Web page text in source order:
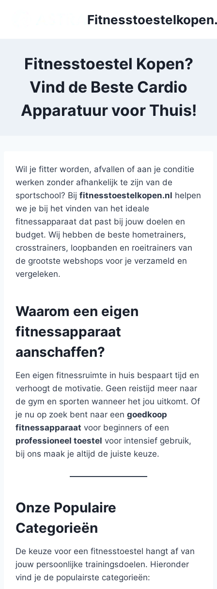
Fitnesstoestel Kopen?
Vind de Beste Cardio
Apparatuur voor Thuis!
Wil je fitter worden, afvallen of aan je conditie
werken zonder afhankelijk te zijn van de
sportschool? Bij fitnesstoestelkopen.nl helpen
we je bij het vinden van het ideale
fitnessapparaat dat past bij jouw doelen en
budget. Wij hebben de beste hometrainers,
crosstrainers, loopbanden en roeitrainers van
de grootste webshops voor je verzameld en
vergeleken.
Waarom een eigen
fitnessapparaat
aanschaffen?
Een eigen fitnessruimte in huis bespaart tijd en
verhoogt de motivatie. Geen reistijd meer naar
de gym en sporten wanneer het jou uitkomt. Of
je nu op zoek bent naar een goedkoop
fitnessapparaat voor beginners of een
professioneel toestel voor intensief gebruik,
bij ons maak je altijd de juiste keuze.
Onze Populaire
Categorieën
De keuze voor een fitnesstoestel hangt af van
jouw persoonlijke trainingsdoelen. Hieronder
vind je de populairste categorieën: